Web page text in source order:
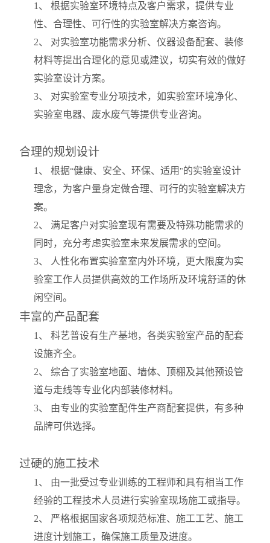
1 、 根据实验室环境特点及客户需求，提供专业
性、合理性、可行性的实验室解决方案咨询。
2、 对实验室功能需求分析、仪器设备配套、装修
材料等提出合理化的意见或建议，切实有效的做好
实验室设计方案。
3、 对实验室专业分项技术，如实验室环境净化、
实验室电器、废水废气等提供专业咨询。
合理的规划设计
1 、 根据“健康、安全、环保、适用 "的实验室设计
理念，为客户量身定做合理、可行的实验室解决方
案。
2、 满足客户对实验室现有需要及特殊功能需求的
同时，充分考虑实验室未来发展需求的空间。
3、 人性化布置实验室室内外环境，更大限度为实
验室工作人员提供高效的工作场所及环境舒适的休
闲空间。
丰富的产品配套
1 、 科艺普设有生产基地，各类实验室产品的配套
设施齐全。
2、 综合了实验室地面、墙体、顶棚及其他预设管
道与走线等专业化内部装修材料。
3、 由专业的实验室配件生产商配套提供，有多种
品牌可供选择。
过硬的施工技术
1 、 由一批受过专业训练的工程师和具有相当工作
经验的工程技术人员进行实验室现场施工或指导。
2、 严格根据国家各项规范标准、施工工艺、施工
进度计划施工，确保施工质量及进度。